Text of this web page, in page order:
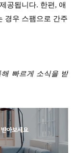
공됩니다. 한편, 애
경우 스팸으로 간주
해 빠르게 소식을 받